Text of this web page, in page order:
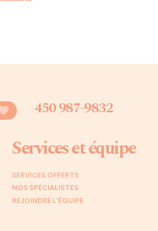
450 987-9832
Services et équipe
SERVICES OFFERTS
NOS SPÉCIALISTES
REJOINDRE L’ÉQUIPE